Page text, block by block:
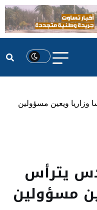
ويعين مسؤولين
يترأس
مسؤولين